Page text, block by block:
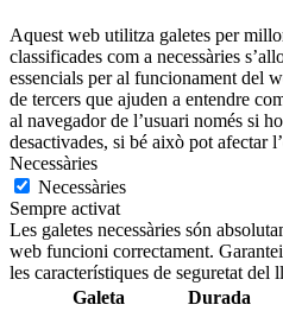
Aquest web utilitza galetes per
classificades com a necessàries
essencials per al funcionament del
de tercers que ajuden a entendre
al navegador de l’usuari només si
desactivades, si bé això pot afectar
Necessàries
Necessàries
Sempre activat
Les galetes necessàries són
web funcioni correctament.
les característiques de seguretat
Galeta
Durada